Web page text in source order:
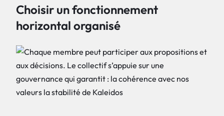
Choisir un fonctionnement
horizontal organisé